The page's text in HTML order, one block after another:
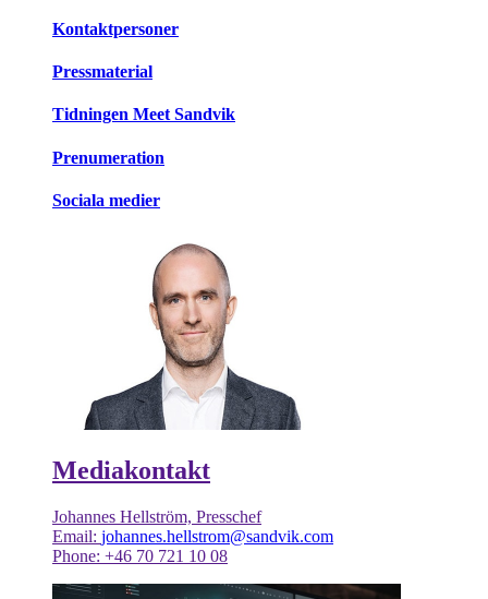
Kontaktpersoner
Pressmaterial
Tidningen Meet Sandvik
Prenumeration
Sociala medier
Mediakontakt
Johannes Hellström, Presschef
Email: johannes.hellstrom@sandvik.com
Phone: +46 70 721 10 08